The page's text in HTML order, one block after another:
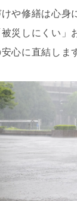
や修繕は心身
災しにくい」
心に直結しま